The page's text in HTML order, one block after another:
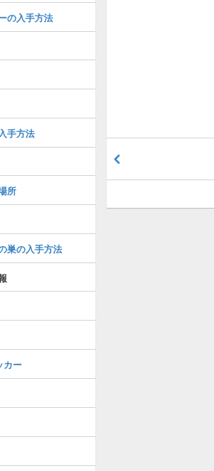
の入手方法
手方法
所
巣の入手方法
カー